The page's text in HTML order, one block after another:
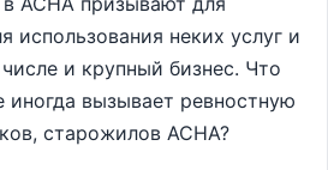
использования неких услуг и
и крупный бизнес. Что
иногда вызывает ревностную
старожилов АСНА?